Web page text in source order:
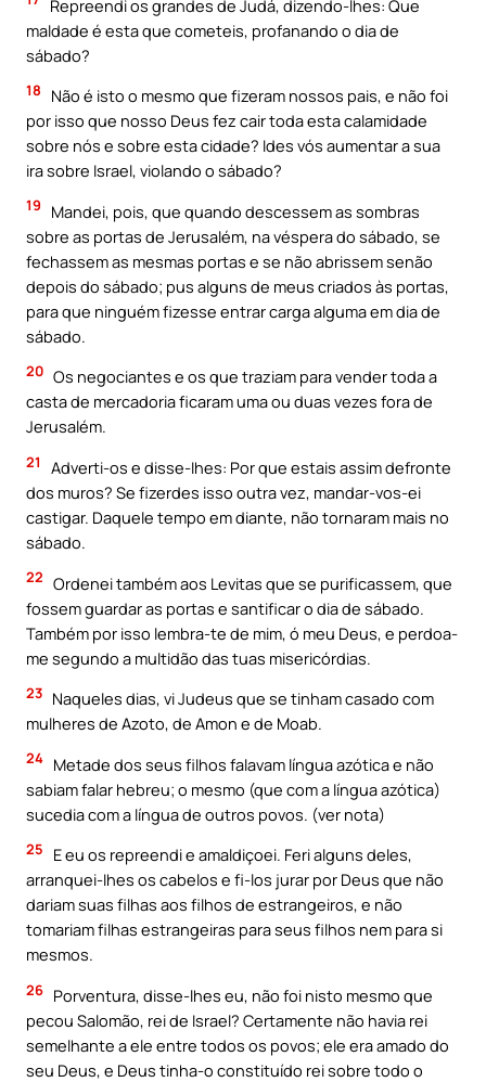
Repreendi os grandes de Judá, dizendo-lhes: Que
maldade é esta que cometeis, profanando o dia de
sábado?
18
Não é isto o mesmo que fizeram nossos pais, e não foi
por isso que nosso Deus fez cair toda esta calamidade
sobre nós e sobre esta cidade? Ides vós aumentar a sua
ira sobre Israel, violando o sábado?
19
Mandei, pois, que quando descessem as sombras
sobre as portas de Jerusalém, na véspera do sábado, se
fechassem as mesmas portas e se não abrissem senão
depois do sábado; pus alguns de meus criados às portas,
para que ninguém fizesse entrar carga alguma em dia de
sábado.
20 Os negociantes e os que traziam para vender toda a
casta de mercadoria ficaram uma ou duas vezes fora de
Jerusalém.
21
Adverti-os e disse-Ihes: Por que estais assim defronte
dos muros? Se fizerdes isso outra vez, mandar-vos-ei
castigar. Daquele tempo em diante, não tornaram mais no
sábado.
22 Ordenei também aos Levitas que se purificassem, que
fossem guardar as portas e santificar o dia de sábado.
Também por isso lembra-te de mim, ó meu Deus, e perdoa-
me segundo a multidão das tuas misericórdias.
23 Naqueles dias, vi Judeus que se tinham casado com
mulheres de Azoto, de Amon e de Moab.
24 Metade dos seus filhos falavam língua azótica e não
sabiam falar hebreu; o mesmo (que com a língua azótica)
sucedia com a língua de outros povos. (ver nota)
25
E eu os repreendi e amaldiçoei. Feri alguns deles,
arranquei-Ihes os cabelos e fi-los jurar por Deus que não
dariam suas filhas aos filhos de estrangeiros, e não
tomariam filhas estrangeiras para seus filhos nem para si
mesmos.
26 Porventura, disse-lhes eu, não foi nisto mesmo que
pecou Salomão, rei de Israel? Certamente não havia rei
semelhante a ele entre todos os povos; ele era amado do
seu Deus, e Deus tinha-o constituído rei sobre todo o